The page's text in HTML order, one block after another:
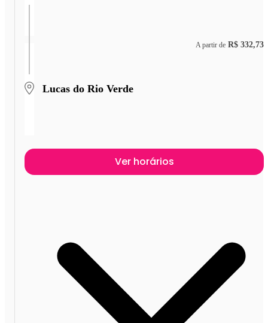
Lucas do Rio Verde
A partir de R$ 332,73
Ver horários